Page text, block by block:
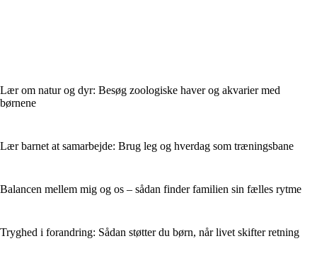
Lær om natur og dyr: Besøg zoologiske haver og akvarier med
børnene
Lær barnet at samarbejde: Brug leg og hverdag som træningsbane
Balancen mellem mig og os – sådan finder familien sin fælles rytme
Tryghed i forandring: Sådan støtter du børn, når livet skifter retning